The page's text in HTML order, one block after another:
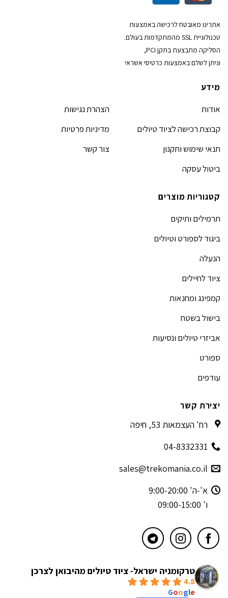
אתרינו מאובטח לרכישה באמצעות
טכנולוגיית SSL מהמתקדמות בעולם.
הסליקה מתבצעת בתקן PCI,
וניתן לשלם באמצעות כרטיסי אשראי
מידע
אודות
קבוצת רכישה לציוד טיולים
תנאי שימוש ותקנון
ביטול עסקה
הצהרת נגישות
מדיניות פרטיות
צור קשר
קטגוריות מוצרים
תרמילים ותיקים
ביגוד לספורט וטיולים
הנעלה
ציוד לחיילים
קמפינג ומחנאות
בישול בשטח
אביזרי טיולים ונסיעות
ספורט
עודפים
יצירת קשר
רח' העצמאות 53, חיפה
04-8332331
sales@trekomania.co.il
א'-ה' 9:00-20:00
ו' 09:00-15:00
טרקומניה ישראל- ציוד טיולים מהיבואן לצרכן
4.8
Google